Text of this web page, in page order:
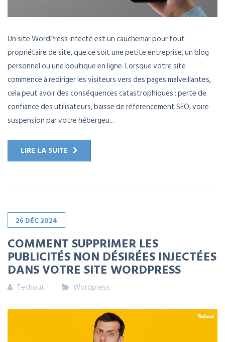
Un site WordPress infecté est un cauchemar pour tout
propriétaire de site, que ce soit une petite entreprise, un blog
personnel ou une boutique en ligne. Lorsque votre site
commence à rediriger les visiteurs vers des pages malveillantes,
cela peut avoir des conséquences catastrophiques : perte de
confiance des utilisateurs, baisse de référencement SEO, voire
suspension par votre hébergeu...
LIRE LA SUITE
26 DÉC2024
COMMENT SUPPRIMER LES
PUBLICITÉS NON DÉSIRÉES INJECTÉES
DANS VOTRE SITE WORDPRESS
Techout Wordpress